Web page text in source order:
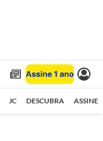
JC DESCUBRA ASSINE